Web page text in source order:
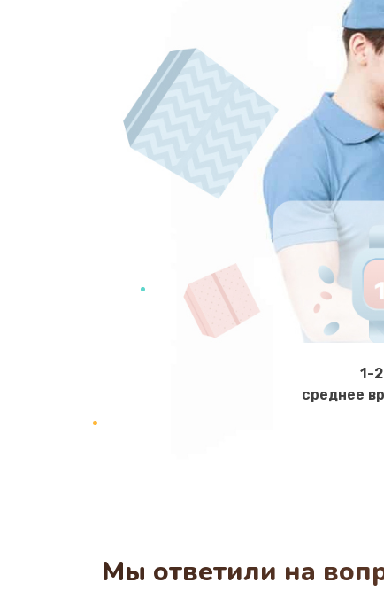
1-
среднее
Мы ответили на